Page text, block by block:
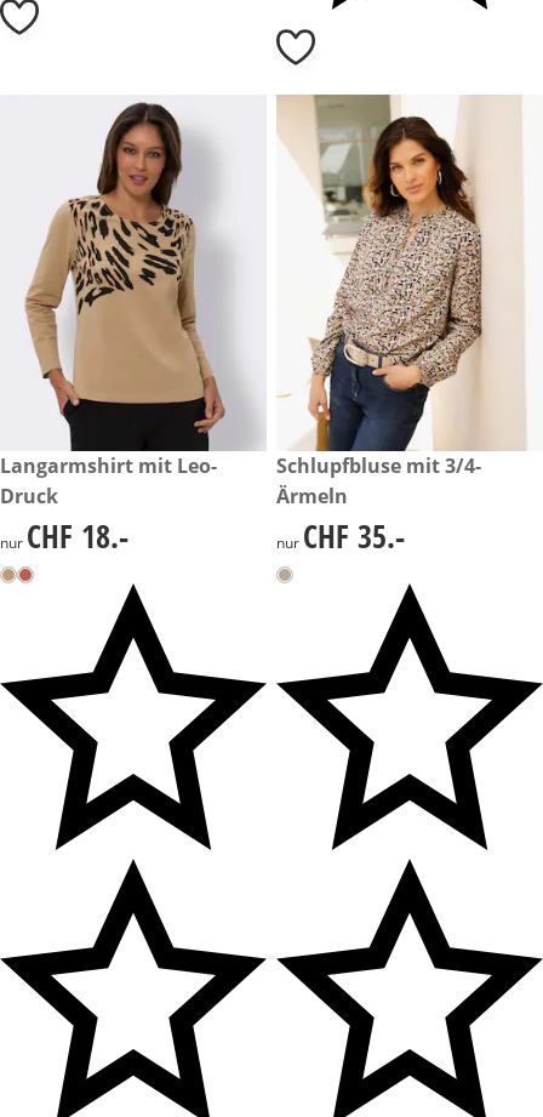
CHF 18.-
Langarmshirt mit Leo-
Druck
CHF 18.-
nur CHF 18.-
CHF 35.-
Schlupfbluse mit 3/4-
Ärmeln
CHF 35.-
nur CHF 35.-